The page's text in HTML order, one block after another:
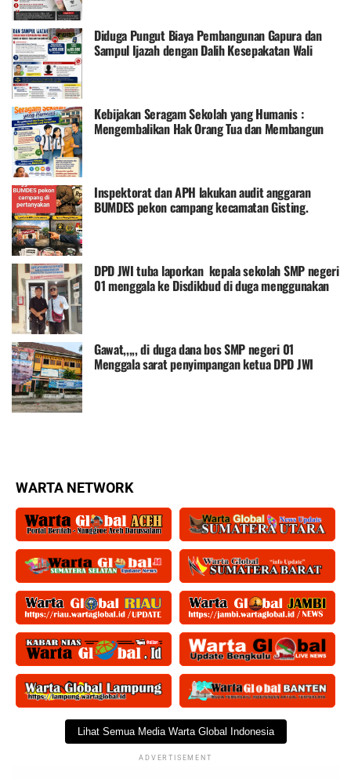
Diduga Pungut Biaya Pembangunan Gapura dan
Sampul Ijazah dengan Dalih Kesepakatan Wali
Murid, Komite SD Negeri 3 Tugu Sari Tuai Sorotan
Kebijakan Seragam Sekolah yang Humanis :
Mengembalikan Hak Orang Tua dan Membangun
Pendidikan yang Berkeadilan
Inspektorat dan APH lakukan audit anggaran
BUMDES pekon campang kecamatan Gisting.
DPD JWI tuba laporkan kepala sekolah SMP negeri
01 menggala ke Disdikbud di duga menggunakan
dana bos tidak tempat sasaran,
Gawat,,,,, di duga dana bos SMP negeri 01
Menggala sarat penyimpangan ketua DPD JWI
angkat bicara
WARTA NETWORK
Lihat Semua Media Warta Global Indonesia
ADVERTISEMENT